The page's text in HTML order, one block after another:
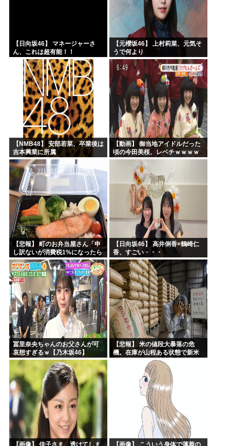
【日向坂46】 マネージャーさ
ん、これは超有能！！
【元櫻坂46】 上村莉菜、元気そ
うで何より
【NMB48】 安部若菜、卒業後は
吉本興業に所属
【動画】 御当地アイドルだった
頃の今田美桜、レベチｗｗｗｗ
ｗｗｗｗｗｗｗｗｗｗｗｗｗｗ
【悲報】 町のお弁当屋さん「申
し訳ないが消費税1%になったら
その分商品代を値上げするわ」
【日向坂46】 高井俐香×鶴崎仁
香、すごい・・・
冨里奈央ちゃんのお父さんが可
哀想すぎるｗ【乃木坂46】
【悲報】 米の値段大暴落の危
機。在庫が山程ある状態で新米
の収穫始まる。「米農家が生活
【画像】 佳子さま、透けてしま 【画像】 こういう身体で薄着の